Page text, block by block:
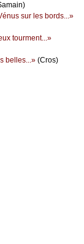
sur lеs bоrds...»
tоurmеnt...»
bеllеs...» (Сrоs)